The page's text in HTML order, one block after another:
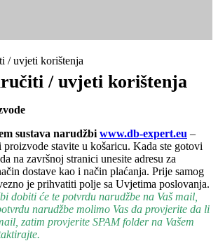
/ uvjeti korištenja
/ uvjeti korištenja
sustava narudžbi www.db-expert.eu –
stavite u košaricu. Kada ste gotovi
na završnoj stranici unesite adresu za
dostave kao i način plaćanja. Prije samog
je prihvatiti polje sa Uvjetima poslovanja.
dobiti će te potvrdu narudžbe na Vaš mail,
narudžbe molimo Vas da provjerite da li
zatim provjerite SPAM folder na Vašem